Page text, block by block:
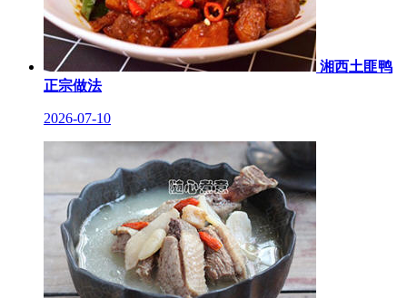
湘西土匪鸭
正宗做法
2026-07-10